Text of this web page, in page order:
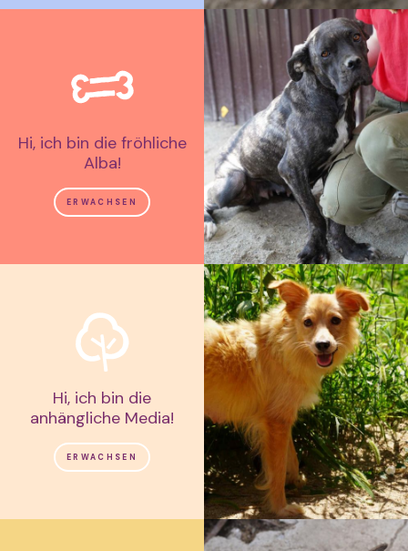
Hi, ich bin die fröhliche
Alba!
ERWACHSEN
Hi, ich bin die
anhängliche Media!
ERWACHSEN